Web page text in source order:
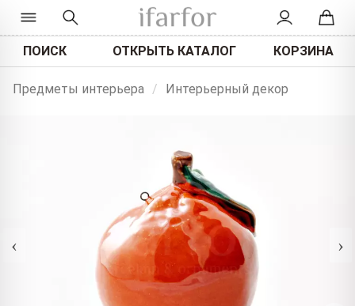
ПОИСК ОТКРЫТЬ КАТАЛОГ КОРЗИНА
Предметы интерьера / Интерьерный декор
‹ ›